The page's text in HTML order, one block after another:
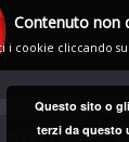
Contenuto non
i cookie cliccando
Questo sito o
terzi da questo